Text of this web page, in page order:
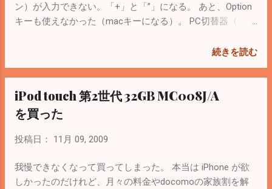
ン）が入力できない。「+」と「”」になる。 あと、Option
キーも使えなかった（macキーになる）。 PC切替器（
いえばないのだけれど、一応調査。 分かったこと。 他のマ
状 iPod touchの「Mocha VNC Lite」で接続すると入力でき
た キーボードビューアで入力しようと思ったけど、VNCで
接続しているとキーボードビューアをクリックしても反応
しない（なぜ？） 今度は文字ビューアで入力しようとする
となぜか「=」と「’」は挿入できない。 RealVNC, UltraVNC,
先生に聞いてみても他に同じような現象で困っている人が
いない・・・。 環境の問題ですか？ さらに今度はVNC
続きを読む
iPod touch 第2世代 32GB MC008J/A
を買った
投稿日： 11月 09, 2009
我慢できなくなって買ってしまった。 本当は iPhone が欲
しかったのだけれど、月々の料金やdocomoの家族割を解